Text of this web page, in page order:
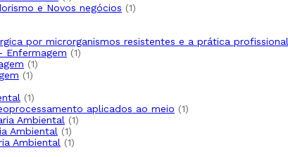
e Novos negócios
1
por microrganismos resistentes e a prática profissional
Enfermagem
1
1
1
1
aplicados ao meio
1
Ambiental
1
Ambiental
1
Ambiental
1